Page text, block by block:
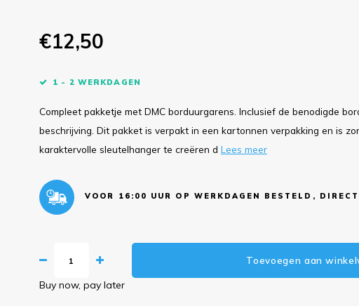
€12,50
1 - 2 WERKDAGEN
Compleet pakketje met DMC borduurgarens. Inclusief de benodigde
beschrijving. Dit pakket is verpakt in een kartonnen verpakking en is
karaktervolle sleutelhanger te creëren d Lees meer
VOOR 16:00 UUR OP WERKDAGEN BESTELD,
Toevoegen aan
Buy now, pay later